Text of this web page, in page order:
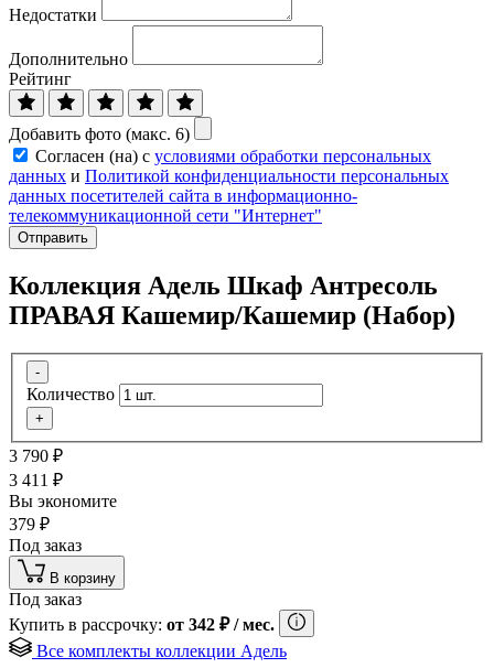
Недостатки
Дополнительно
Рейтинг
Добавить фото (макс. 6)
Согласен (на) с условиями обработки персональных
данных и Политикой конфиденциальности персональных
данных посетителей сайта в информационно-
телекоммуникационной сети "Интернет"
Отправить
Коллекция Адель Шкаф Антресоль
ПРАВАЯ Кашемир/Кашемир (Набор)
-
Количество
+
3 790 ₽
3 411 ₽
Вы экономите
379 ₽
Под заказ
В корзину
Под заказ
Купить в рассрочку: от 342 ₽/ мес.
Все комплекты коллекции Адель